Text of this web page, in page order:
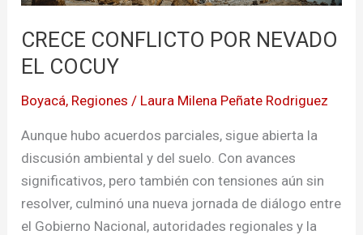
CRECE CONFLICTO POR NEVADO
EL COCUY
Boyacá, Regiones / Laura Milena Peñate Rodriguez
Aunque hubo acuerdos parciales, sigue abierta la
discusión ambiental y del suelo. Con avances
significativos, pero también con tensiones aún sin
resolver, culminó una nueva jornada de diálogo entre
el Gobierno Nacional, autoridades regionales y la